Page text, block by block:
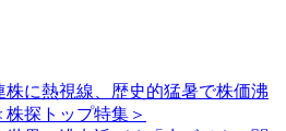
株に熱視線、歴史的猛暑で株価沸
探トップ特集＞